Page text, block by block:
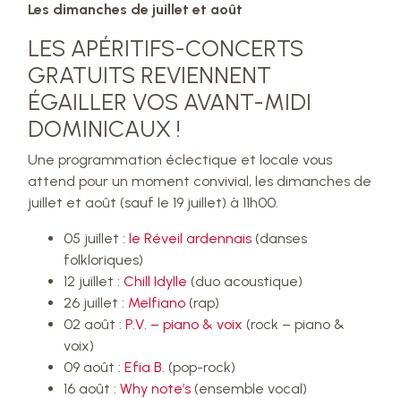
Les dimanches de juillet et août
LES APÉRITIFS-CONCERTS
GRATUITS REVIENNENT
ÉGAILLER VOS AVANT-MIDI
DOMINICAUX !
Une programmation éclectique et locale vous
attend pour un moment convivial, les dimanches de
juillet et août (sauf le 19 juillet) à 11h00.
05 juillet :le Réveil ardennais (danses
folkloriques)
12 juillet :Chill Idylle (duo acoustique)
26 juillet : Melfiano (rap)
02 août :P.V. – piano & voix (rock – piano &
voix)
09 août :Efia B. (pop-rock)
16 août :Why note’s (ensemble vocal)